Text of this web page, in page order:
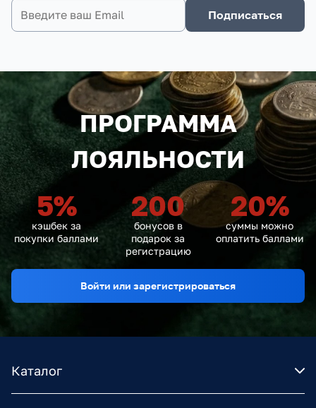
Подписаться
ПРОГРАММА
ЛОЯЛЬНОСТИ
5%
кэшбек за
покупки баллами
200
бонусов в
подарок за
регистрацию
20%
суммы можно
оплатить баллами
Войти или зарегистрироваться
Каталог